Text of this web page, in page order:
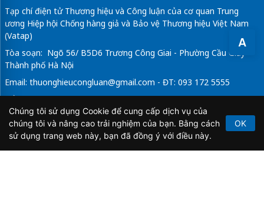
A
Tạp chí điện tử Thương hiệu và Công luận của cơ quan Trung
ương Hiệp hội Chống hàng giả và Bảo vệ Thương hiệu Việt Nam
(Vatap)
Tòa soạn: Ngõ 56/ B5D6 Trương Công Giai - Phường Cầu Giấy -
Thành phố Hà Nội
Email: thuonghieucongluan@gmail.com - ĐT: 093 172 5555
Tổng Biên Tập: Vũ Đức Thuận
Giấy phép hoạt động báo chí điện tử số 64/GP-BTTTT do Bộ
Thông tin và Truyền thông cấp ngày 21/2/2020.
Chúng tôi sử dụng Cookie để cung cấp dịch vụ của
chúng tôi và nâng cao trải nghiệm của bạn. Bằng cách
sử dụng trang web này, bạn đã đồng ý với điều này.
OK